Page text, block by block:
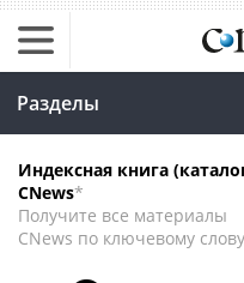
Разделы
Индексная книга
CNews*
Получите все материалы
CNews по ключевому слову